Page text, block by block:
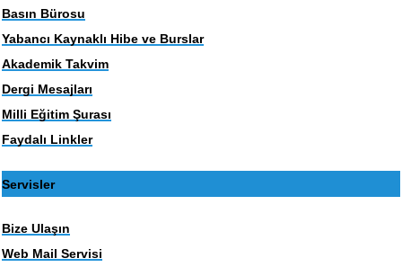
Basın Bürosu
Yabancı Kaynaklı Hibe ve Burslar
Akademik Takvim
Dergi Mesajları
Milli Eğitim Şurası
Faydalı Linkler
Servisler
Bize Ulaşın
Web Mail Servisi